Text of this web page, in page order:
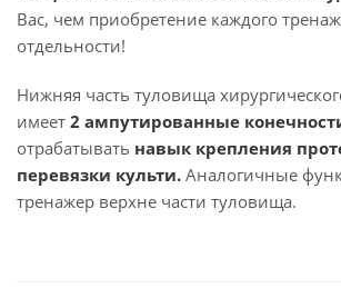
Вас, чем приобретение каждого
отдельности!
Нижняя часть туловища
имеет 2 ампутированные
отрабатывать навык крепления
перевязки культи. Аналогичные
тренажер верхне части туловища.